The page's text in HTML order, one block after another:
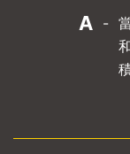
人教練訓練。
控制，讓她先
她只是雙腳微
時搬動點滴瓶
A -